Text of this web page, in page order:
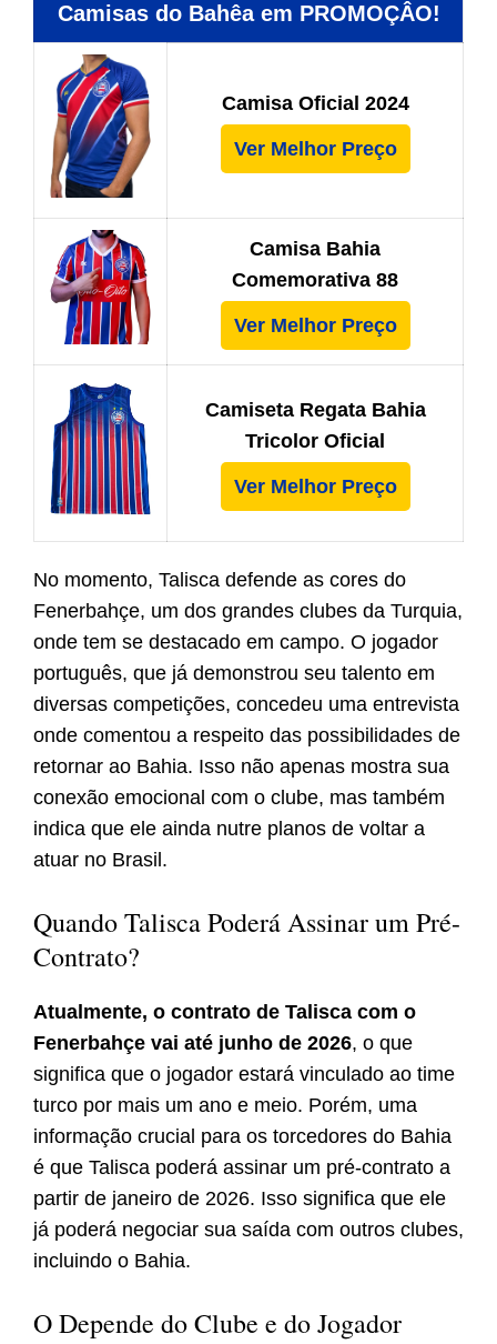
Camisas do Bahêa em PROMOÇÂO!
Camisa Oficial 2024
Ver Melhor Preço
Camisa Bahia
Comemorativa 88
Ver Melhor Preço
Camiseta Regata Bahia
Tricolor Oficial
Ver Melhor Preço
No momento, Talisca defende as cores do
Fenerbahçe, um dos grandes clubes da Turquia,
onde tem se destacado em campo. O jogador
português, que já demonstrou seu talento em
diversas competições, concedeu uma entrevista
onde comentou a respeito das possibilidades de
retornar ao Bahia. Isso não apenas mostra sua
conexão emocional com o clube, mas também
indica que ele ainda nutre planos de voltar a
atuar no Brasil.
Quando Talisca Poderá Assinar um Pré-
Contrato?
Atualmente, o contrato de Talisca com o
Fenerbahçe vai até junho de 2026, o que
significa que o jogador estará vinculado ao time
turco por mais um ano e meio. Porém, uma
informação crucial para os torcedores do Bahia
é que Talisca poderá assinar um pré-contrato a
partir de janeiro de 2026. Isso significa que ele
já poderá negociar sua saída com outros clubes,
incluindo o Bahia.
O Depende do Clube e do Jogador